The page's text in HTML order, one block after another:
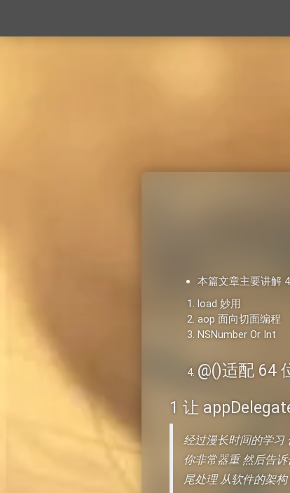
本篇文章主要讲解
load 妙用
aop 面向切面编程
NSNumber Or Int
@()适配 64
1 让
经过漫长时间的学习
你非常器重 然后告
尾处理 从软件的架